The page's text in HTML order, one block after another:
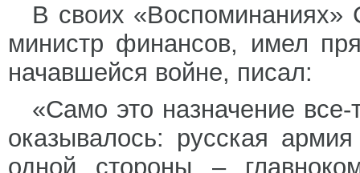
В своих «Воспоминаниях»
министр финансов, имел
начавшейся войне, писал:
«Само это назначение
оказывалось: русская
одной стороны –